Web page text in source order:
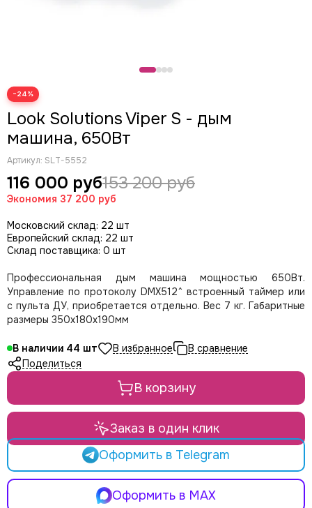
DJ POWER
Fine ART
Elation
ETC
EuroDj
EXE TECHNOLOGY (LITEC)
HazeBase
High End Systems
INVOLIGHT
JB LIGHTING
LE MAITRE
LightCraft
Light Sky
LevelUp цепные тали
MAdrix
Martin
−24%
Look Solutions Viper S - дым
машина, 650Вт
Артикул: SLT-5552
116 000 руб153 200 руб
Экономия 37 200 руб
Московский склад: 22 шт
Европейский склад: 22 шт
Склад поставщика: 0 шт
Профессиональная дым машина мощностью 650Вт.
Управление по протоколу DMX512^ встроенный таймер или
с пульта ДУ, приобретается отдельно. Вес 7 кг. Габаритные
размеры 350х180х190мм
В наличии 44
Поделиться
В корзину
Заказ в один клик
Оформить в Telegram
Оформить в MAX